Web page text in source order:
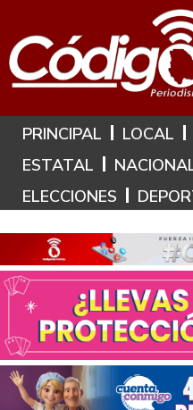
Hoy es: 7
PRINCIPAL LOCAL
ESTATAL
ELECCIONES